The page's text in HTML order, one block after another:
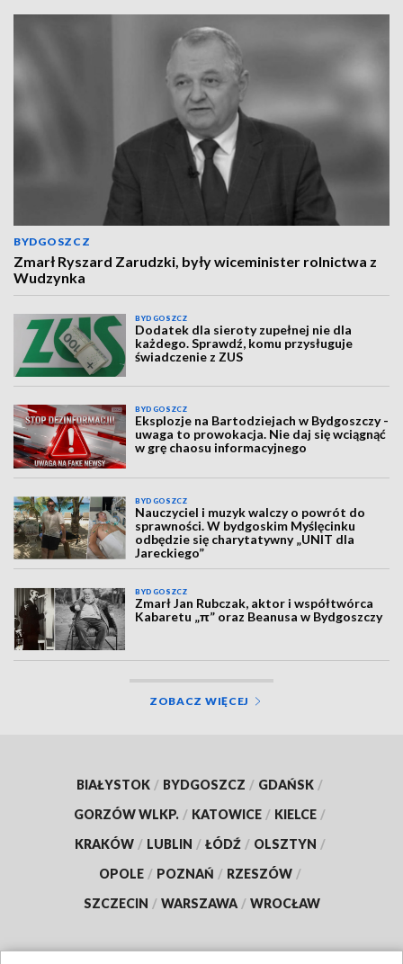
BYDGOSZCZ
Zmarł Ryszard Zarudzki, były wiceminister rolnictwa z
Wudzynka
BYDGOSZCZ
Dodatek dla sieroty zupełnej nie dla
każdego. Sprawdź, komu przysługuje
świadczenie z ZUS
BYDGOSZCZ
Eksplozje na Bartodziejach w Bydgoszczy -
uwaga to prowokacja. Nie daj się wciągnąć
w grę chaosu informacyjnego
BYDGOSZCZ
Nauczyciel i muzyk walczy o powrót do
sprawności. W bydgoskim Myślęcinku
odbędzie się charytatywny „UNIT dla
Jareckiego”
BYDGOSZCZ
Zmarł Jan Rubczak, aktor i współtwórca
Kabaretu „π” oraz Beanusa w Bydgoszczy
ZOBACZ WIĘCEJ
BIAŁYSTOK / BYDGOSZCZ / GDAŃSK /
GORZÓW WLKP. / KATOWICE / KIELCE /
KRAKÓW / LUBLIN / ŁÓDŹ / OLSZTYN /
OPOLE / POZNAŃ / RZESZÓW /
SZCZECIN / WARSZAWA / WROCŁAW